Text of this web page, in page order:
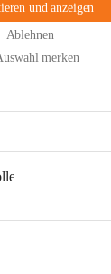
und anzeigen
Ablehnen
merken